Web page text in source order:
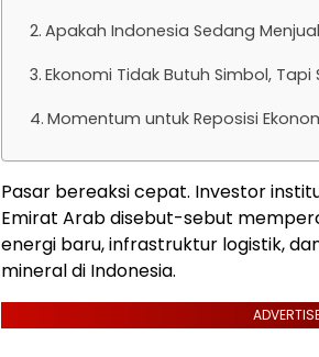
Apakah Indonesia Sedang
Ekonomi Tidak Butuh Simbol,
Momentum untuk Reposisi
Pasar bereaksi cepat. Investor
Emirat Arab disebut-sebut
energi baru, infrastruktur logistik,
mineral di Indonesia.